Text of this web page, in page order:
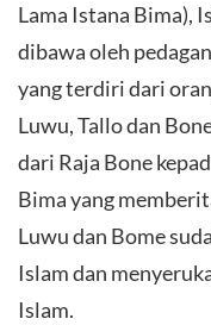
Lama Istana Bima),
dibawa oleh
yang terdiri dari
Luwu, Tallo dan
dari Raja Bone
Bima yang
Luwu dan Bome
Islam dan
Islam.